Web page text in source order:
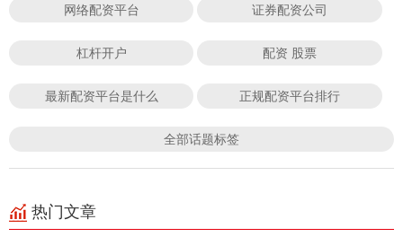
网络配资平台 证券配资公司
杠杆开户 配资 股票
最新配资平台是什么 正规配资平台排行
全部话题标签
热门文章